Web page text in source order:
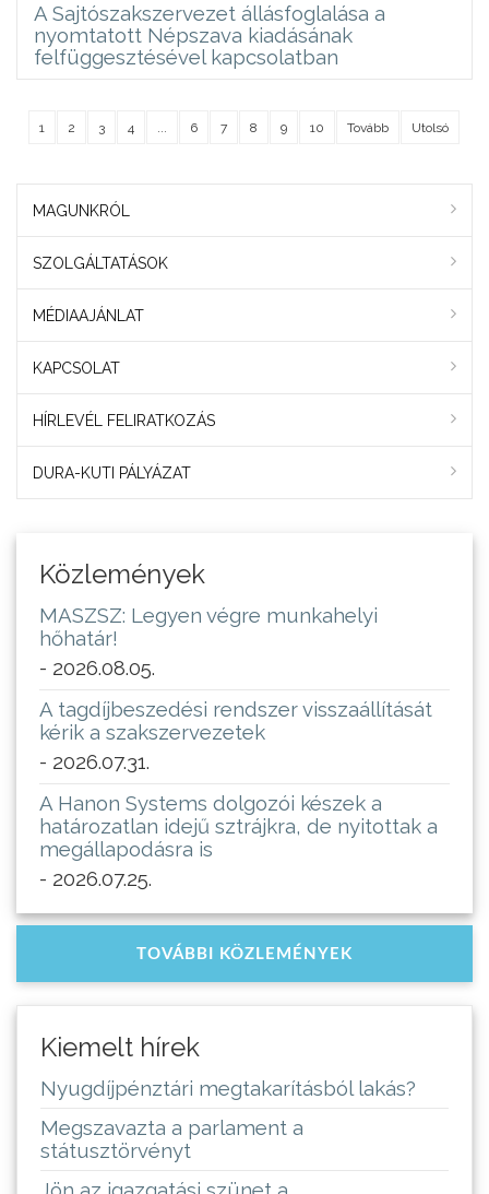
A Sajtószakszervezet állásfoglalása a
nyomtatott Népszava kiadásának
felfüggesztésével kapcsolatban
1 2 3 4 ... 6 7 8 9 10 Tovább Utolsó
MAGUNKRÓL
SZOLGÁLTATÁSOK
MÉDIAAJÁNLAT
KAPCSOLAT
HÍRLEVÉL FELIRATKOZÁS
DURA-KUTI PÁLYÁZAT
Közlemények
MASZSZ: Legyen végre munkahelyi
hőhatár!
- 2026.08.05.
A tagdíjbeszedési rendszer visszaállítását
kérik a szakszervezetek
- 2026.07.31.
A Hanon Systems dolgozói készek a
határozatlan idejű sztrájkra, de nyitottak a
megállapodásra is
- 2026.07.25.
TOVÁBBI KÖZLEMÉNYEK
Kiemelt hírek
Nyugdíjpénztári megtakarításból lakás?
Megszavazta a parlament a
státusztörvényt